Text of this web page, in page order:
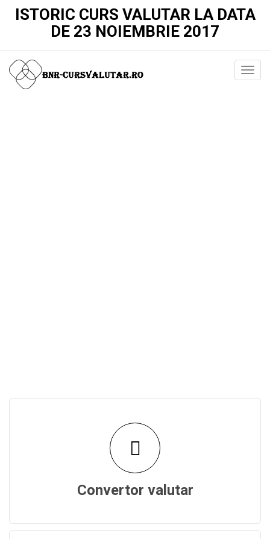
ISTORIC CURS VALUTAR LA DATA
DE 23 NOIEMBRIE 2017
Convertor valutar